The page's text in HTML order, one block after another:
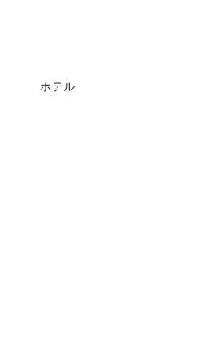
ホテル